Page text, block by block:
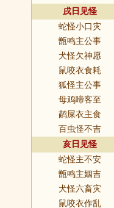
戌日见怪
蛇怪小口灾
甑鸣主公事
犬怪欠神愿
鼠咬衣食耗
狐怪主公事
母鸡啼客至
鹋屎衣主食
百虫怪不吉
亥日见怪
蛇怪主不安
甑鸣主姻吉
犬怪六畜灾
鼠咬衣作乱